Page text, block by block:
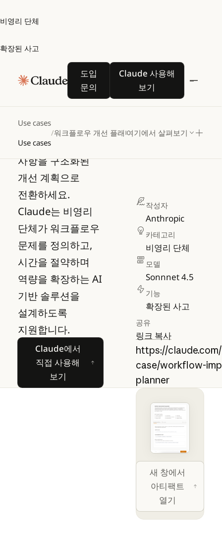
비영리 단체
확장된 사고
도입
문의
도입 문의
Claude 사용해
보기
Claude 사용해 보기
Use cases
Use cases
/워크플로우 개선 플래너여기에서 살펴보기
워크플로우
개선
플래너
프로세스 불만
사항을 구조화된
개선 계획으로
전환하세요.
Claude는 비영리
단체가 워크플로우
문제를 정의하고,
시간을 절약하며
역량을 확장하는 AI
기반 솔루션을
설계하도록
지원합니다.
Claude에서
직접 사용해
보기
Claude에서 직접 사용해 보기
작성자
Anthropic
카테고리
비영리 단체
모델
Sonnnet 4.5
기능
확장된 사고
공유
링크 복사
https://
case/workflow-
planner
새 창에서
아티팩트
열기
Open artifact